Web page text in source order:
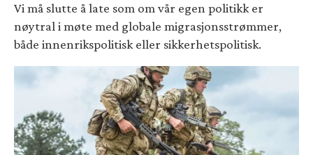
Vi må slutte å late som om vår egen politikk er
nøytral i møte med globale migrasjonsstrømmer,
både innenrikspolitisk eller sikkerhetspolitisk.